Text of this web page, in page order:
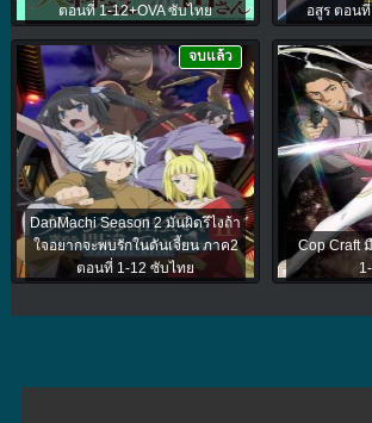
ตอนที่ 1-12+OVA ซับไทย
อสูร ตอน
DanMachi Season 2 มันผิดรึไงถ้า
ใจอยากจะพบรักในดันเจี้ยน ภาค2
ตอนที่ 1-12 ซับไทย
จบแล้ว
Cop Craft